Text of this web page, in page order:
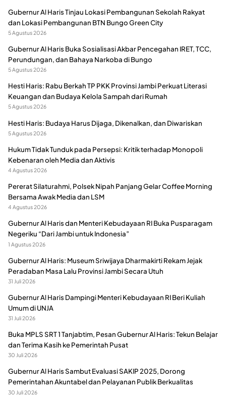
Gubernur Al Haris Tinjau Lokasi Pembangunan Sekolah Rakyat
dan Lokasi Pembangunan BTN Bungo Green City
5 Agustus 2026
Gubernur Al Haris Buka Sosialisasi Akbar Pencegahan IRET, TCC,
Perundungan, dan Bahaya Narkoba di Bungo
5 Agustus 2026
Hesti Haris: Rabu Berkah TP PKK Provinsi Jambi Perkuat Literasi
Keuangan dan Budaya Kelola Sampah dari Rumah
5 Agustus 2026
Hesti Haris: Budaya Harus Dijaga, Dikenalkan, dan Diwariskan
5 Agustus 2026
Hukum Tidak Tunduk pada Persepsi: Kritik terhadap Monopoli
Kebenaran oleh Media dan Aktivis
4 Agustus 2026
Pererat Silaturahmi, Polsek Nipah Panjang Gelar Coffee Morning
Bersama Awak Media dan LSM
4 Agustus 2026
Gubernur Al Haris dan Menteri Kebudayaan RI Buka Pusparagam
Negeriku “Dari Jambi untuk Indonesia”
1 Agustus 2026
Gubernur Al Haris: Museum Sriwijaya Dharmakirti Rekam Jejak
Peradaban Masa Lalu Provinsi Jambi Secara Utuh
31 Juli 2026
Gubernur Al Haris Dampingi Menteri Kebudayaan RI Beri Kuliah
Umum di UNJA
31 Juli 2026
Buka MPLS SRT 1 Tanjabtim, Pesan Gubernur Al Haris: Tekun Belajar
dan Terima Kasih ke Pemerintah Pusat
30 Juli 2026
Gubernur Al Haris Sambut Evaluasi SAKIP 2025, Dorong
Pemerintahan Akuntabel dan Pelayanan Publik Berkualitas
30 Juli 2026